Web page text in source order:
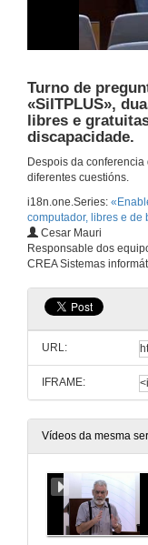
Turno de
«SiITPLUS»,
libres e
discapacidade.
Despois da
diferentes cuestións.
i18n.one.Series:
computador, libres e de
Cesar Mauri
Responsable dos
CREA Sistemas
URL:
IFRAME:
Vídeos da mesma